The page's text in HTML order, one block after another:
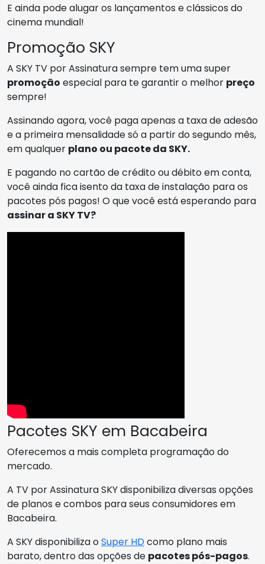
E ainda pode alugar os lançamentos e clássicos do
cinema mundial!
Promoção SKY
A SKY TV por Assinatura sempre tem uma super
promoção especial para te garantir o melhor preço
sempre!
Assinando agora, você paga apenas a taxa de adesão
e a primeira mensalidade só a partir do segundo mês,
em qualquer plano ou pacote da SKY.
E pagando no cartão de crédito ou débito em conta,
você ainda fica isento da taxa de instalação para os
pacotes pós pagos! O que você está esperando para
assinar a SKY TV?
Pacotes SKY em Bacabeira
Oferecemos a mais completa programação do
mercado.
A TV por Assinatura SKY disponibiliza diversas opções
de planos e combos para seus consumidores em
Bacabeira.
A SKY disponibiliza oSuper HDcomo plano mais
barato, dentro das opções de pacotes pós-pagos.